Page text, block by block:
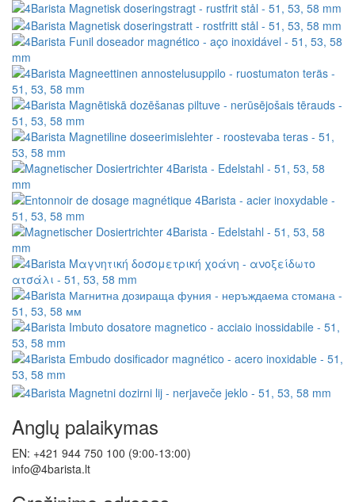
Anglų palaikymas
EN: +421 944 750 100 (9:00-13:00)
info@4barista.lt